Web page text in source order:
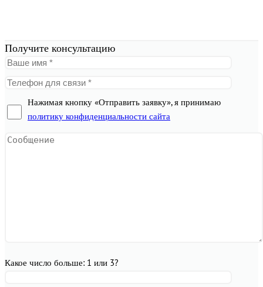
Получите консультацию
Нажимая кнопку «Отправить заявку», я принимаю
политику конфиденциальности сайта
Какое число больше: 1 или 3?